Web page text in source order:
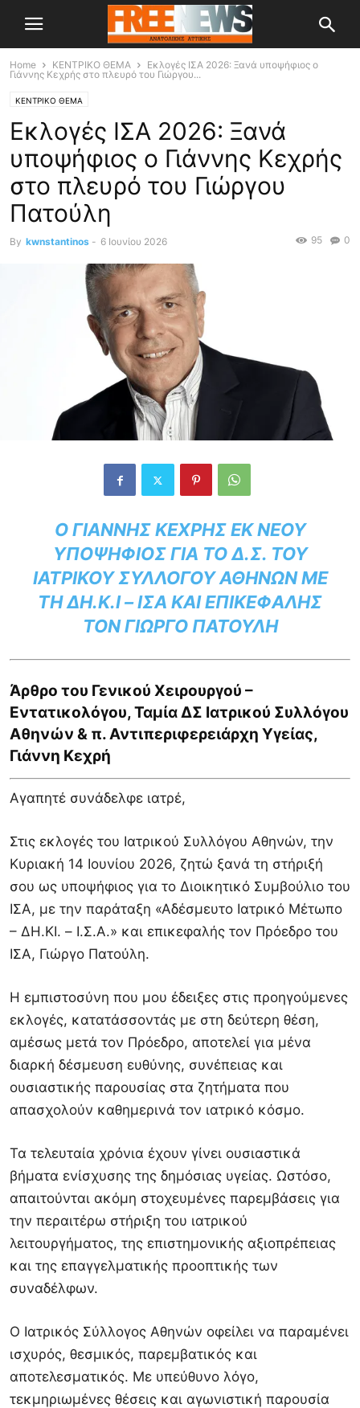
Home ΚΕΝΤΡΙΚΟ ΘΕΜΑ
Εκλογές ΙΣΑ 2026: Ξανά υποψήφιος ο
Γιάννης Κεχρής στο πλευρό του Γιώργου...
ΚΕΝΤΡΙΚΟ ΘΕΜΑ
Εκλογές ΙΣΑ 2026: Ξανά
υποψήφιος ο Γιάννης Κεχρής
στο πλευρό του Γιώργου
Πατούλη
By kwnstantinos - 6 Ιουνίου 2026 0
95
Ο ΓΙΆΝΝΗΣ ΚΕΧΡΉΣ ΕΚ ΝΈΟΥ
ΥΠΟΨΉΦΙΟΣ ΓΙΑ ΤΟ Δ.Σ. ΤΟΥ
ΙΑΤΡΙΚΟΎ ΣΥΛΛΌΓΟΥ ΑΘΗΝΏΝ ΜΕ
ΤΗ ΔΗ.Κ.Ι – ΙΣΑ ΚΑΙ ΕΠΙΚΕΦΑΛΉΣ
ΤΟΝ ΓΙΏΡΓΟ ΠΑΤΟΎΛΗ
Άρθρο του Γενικού Χειρουργού –
Εντατικολόγου, Ταμία ΔΣ Ιατρικού Συλλόγου
Αθηνών & π. Αντιπεριφερειάρχη Υγείας,
Γιάννη Κεχρή
Αγαπητέ συνάδελφε ιατρέ,
Στις εκλογές του Ιατρικού Συλλόγου Αθηνών, την
Κυριακή 14 Ιουνίου 2026, ζητώ ξανά τη στήριξή
σου ως υποψήφιος για το Διοικητικό Συμβούλιο του
ΙΣΑ, με την παράταξη «Αδέσμευτο Ιατρικό Μέτωπο
– ΔΗ.ΚΙ. – Ι.Σ.Α.» και επικεφαλής τον Πρόεδρο του
ΙΣΑ, Γιώργο Πατούλη.
Η εμπιστοσύνη που μου έδειξες στις προηγούμενες
εκλογές, κατατάσσοντάς με στη δεύτερη θέση,
αμέσως μετά τον Πρόεδρο, αποτελεί για μένα
διαρκή δέσμευση ευθύνης, συνέπειας και
ουσιαστικής παρουσίας στα ζητήματα που
απασχολούν καθημερινά τον ιατρικό κόσμο.
Τα τελευταία χρόνια έχουν γίνει ουσιαστικά
βήματα ενίσχυσης της δημόσιας υγείας. Ωστόσο,
απαιτούνται ακόμη στοχευμένες παρεμβάσεις για
την περαιτέρω στήριξη του ιατρικού
λειτουργήματος, της επιστημονικής αξιοπρέπειας
και της επαγγελματικής προοπτικής των
συναδέλφων.
Ο Ιατρικός Σύλλογος Αθηνών οφείλει να παραμένει
ισχυρός, θεσμικός, παρεμβατικός και
αποτελεσματικός. Με υπεύθυνο λόγο,
τεκμηριωμένες θέσεις και αγωνιστική παρουσία